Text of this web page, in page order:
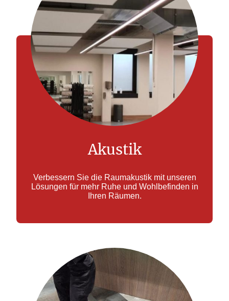
Akustik
Verbessern Sie die Raumakustik mit unseren
Lösungen für mehr Ruhe und Wohlbefinden in
Ihren Räumen.